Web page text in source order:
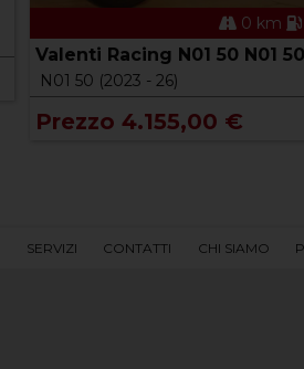
0 km
Valenti Racing N01 50 N01
N01 50 (2023 - 26)
Prezzo 4.155,00 €
SERVIZI CONTATTI CHI SIAMO